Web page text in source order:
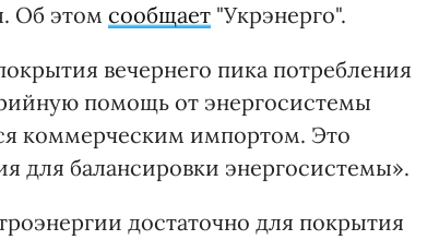
Об этом сообщает "Укрэнерго".
вечернего пика потребления
помощь от энергосистемы
коммерческим импортом. Это
для балансировки энергосистемы».
достаточно для покрытия